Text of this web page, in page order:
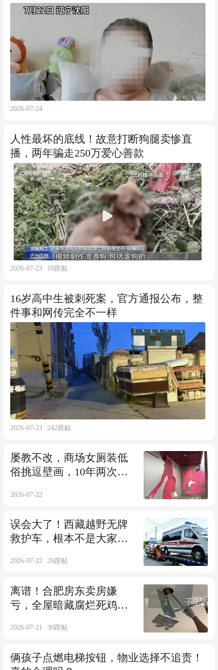
2026-07-24
人性最坏的底线！故意打断狗腿卖惨直
播，两年骗走250万爱心善款
2026-07-23 18跟贴
16岁高中生被刺死案，官方通报公布，整
件事和网传完全不一样
2026-07-23 242跟贴
屡教不改，商场女厕装低
俗挑逗壁画，10年两次擦
2026-07-22
误会大了！西藏越野无牌
救护车，根本不是大家想
2026-07-22 26跟贴
离谱！合肥房东卖房嫌
亏，全屋暗藏腐烂死鸡报
2026-07-21 30跟贴
俩孩子点燃电梯按钮，物业选择不追责！